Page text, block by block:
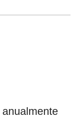
anualmente